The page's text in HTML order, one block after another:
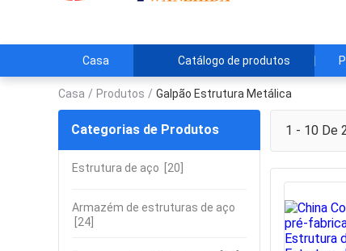
Casa Catálogo de produtos
Casa / Produtos / Galpão Estrutura Metálica
Categorias de Produtos
Estrutura de aço [20]
Armazém de estruturas de aço
[24]
1 - 10 De